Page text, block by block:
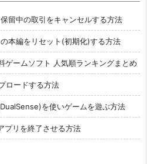
留中の取引をキャンセルする方法
本編をリセット(初期化)する方法
ゲームソフト 人気順ランキングまとめ
ロードする方法
を使いゲームを遊ぶ方法
プリを終了させる方法